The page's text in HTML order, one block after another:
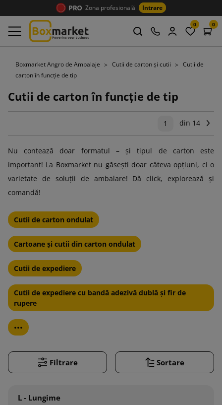
Zona profesională Intrare
0 0
Boxmarket Angro de Ambalaje Cutii de carton și cutii
Cutii de
carton în funcție de tip
Cutii de carton în funcție de tip
1 din 14
Nu contează doar formatul – și tipul de carton este
important! La Boxmarket nu găsești doar câteva opțiuni, ci o
varietate de soluții de ambalare! Dă click, explorează și
comandă!
Cutii de carton ondulat
Cartoane și cutii din carton ondulat
Cutii de expediere
Cutii de expediere cu bandă adezivă dublă și fir de
rupere
...
Filtrare Sortare
L - Lungime